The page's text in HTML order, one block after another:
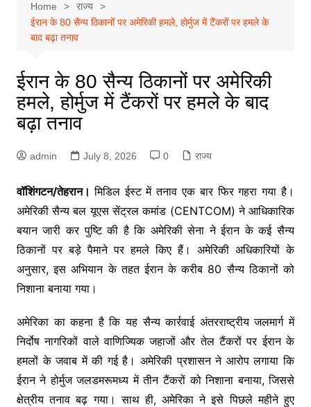
Home
राज्य
ईरान के 80 सैन्य ठिकानों पर अमेरिकी हमले, होर्मुज में टैंकरों पर हमले के
बाद बढ़ा तनाव
ईरान के 80 सैन्य ठिकानों पर अमेरिकी
हमले, होर्मुज में टैंकरों पर हमले के बाद
बढ़ा तनाव
admin July 8, 2026 0 राज्य
वॉशिंगटन/तेहरान।मिडिल ईस्ट में तनाव एक बार फिर गहरा गया है।
अमेरिकी सैन्य बल यूएस सेंट्रल कमांड (CENTCOM) ने आधिकारिक
बयान जारी कर पुष्टि की है कि अमेरिकी सेना ने ईरान के कई सैन्य
ठिकानों पर बड़े पैमाने पर हमले किए हैं। अमेरिकी अधिकारियों के
अनुसार, इस अभियान के तहत ईरान के करीब 80 सैन्य ठिकानों को
निशाना बनाया गया।
अमेरिका का कहना है कि यह सैन्य कार्रवाई अंतरराष्ट्रीय जलमार्ग में
निर्दोष नागरिकों वाले वाणिज्यिक जहाजों और तेल टैंकरों पर ईरान के
हमलों के जवाब में की गई है। अमेरिकी प्रशासन ने आरोप लगाया कि
ईरान ने होर्मुज जलडमरूमध्य में तीन टैंकरों को निशाना बनाया, जिससे
क्षेत्रीय तनाव बढ़ गया। साथ ही, अमेरिका ने इसे पिछले महीने हुए